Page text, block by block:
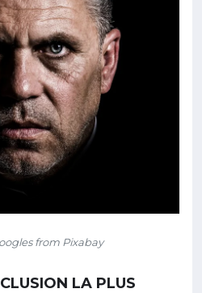
from Pixabay
LA PLUS